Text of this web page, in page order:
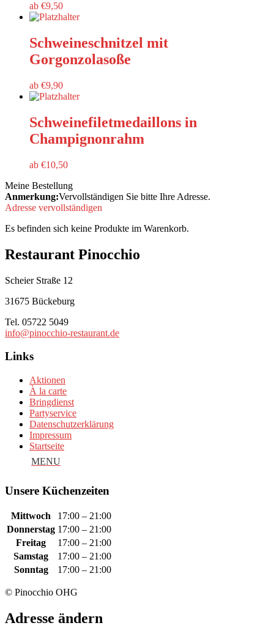
ab €9,50
Schweineschnitzel mit
Gorgonzolasoße
ab €9,90
Schweinefiletmedaillons in
Champignonrahm
ab €10,50
Meine Bestellung
Anmerkung:Vervollständigen Sie bitte Ihre Adresse.
Adresse vervollständigen
Es befinden sich keine Produkte im Warenkorb.
Restaurant Pinocchio
Scheier Straße 12
31675 Bückeburg
Tel. 05722 5049
info@pinocchio-restaurant.de
Links
Aktionen
À la carte
Bringdienst
Partyservice
Datenschutzerklärung
Impressum
Startseite
Unsere Küchenzeiten
Mittwoch
17:00 – 21:00
Donnerstag 17:00 – 21:00
Freitag
17:00 – 21:00
Samstag
17:00 – 21:00
Sonntag
17:00 – 21:00
© Pinocchio OHG
Adresse ändern